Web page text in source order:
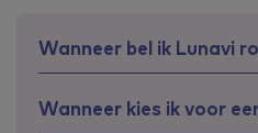
Wanneer bel ik Lunavi
Wanneer kies ik voor